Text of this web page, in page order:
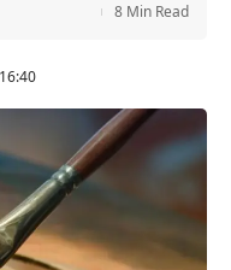
8 Min Read